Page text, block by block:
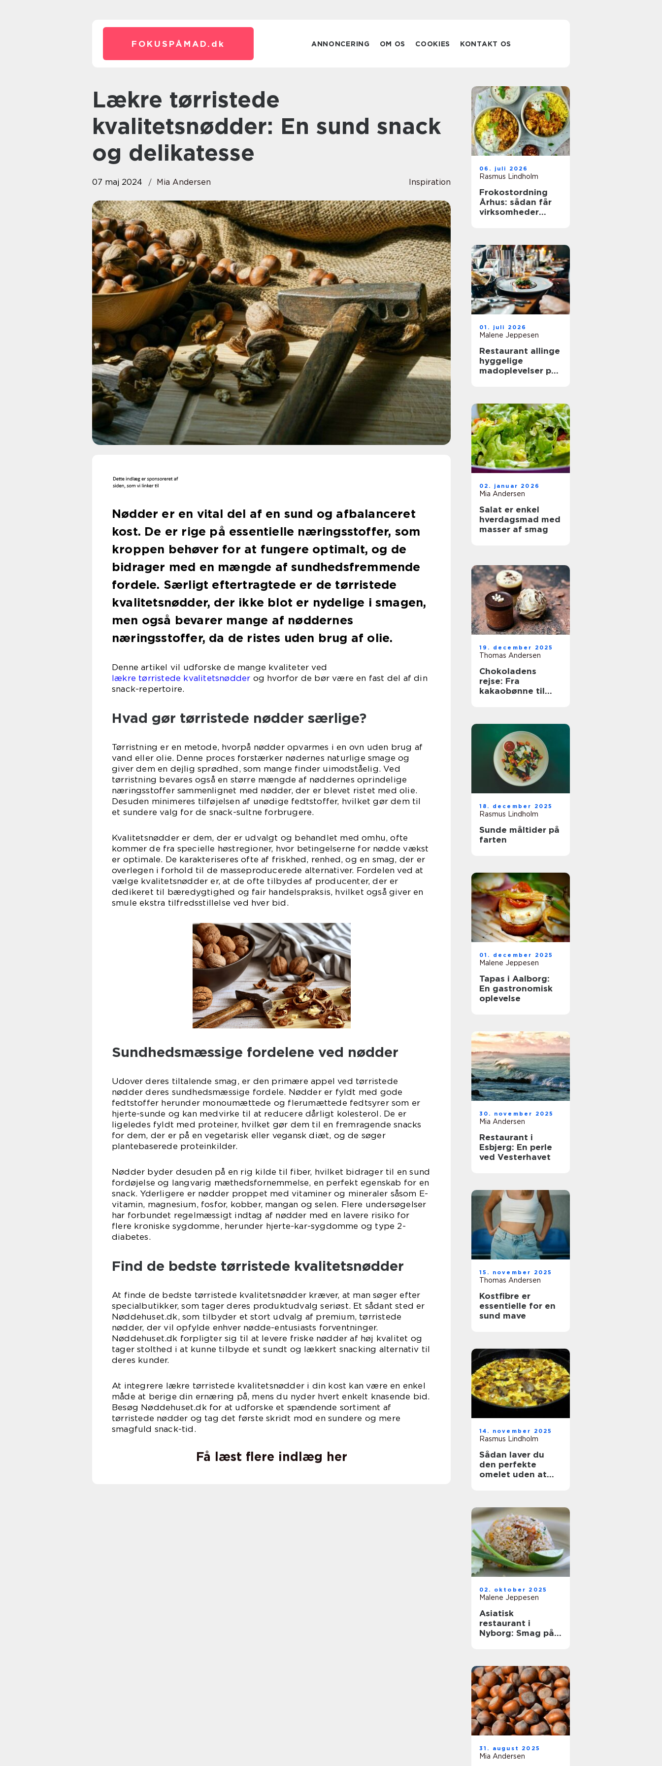
FOKUSPÅMAD. dk ANNONCERING OM OS COOKIES KONTAKT OS
Lækre tørristede
kvalitetsnødder: En sund snack
og delikatesse
07 maj 2024 Mia Andersen Inspiration
Nødder er en vital del af en sund og afbalanceret
kost. De er rige på essentielle næringsstoffer, som
kroppen behøver for at fungere optimalt, og de
bidrager med en mængde af sundhedsfremmende
fordele. Særligt eftertragtede er de tørristede
kvalitetsnødder, der ikke blot er nydelige i smagen,
men også bevarer mange af nøddernes
næringsstoffer, da de ristes uden brug af olie.
Denne artikel vil udforske de mange kvaliteter ved
lækre tørristede kvalitetsnødder og hvorfor de bør være en fast del af din
snack-repertoire.
Hvad gør tørristede nødder særlige?
Tørristning er en metode, hvorpå nødder opvarmes i en ovn uden brug af
vand eller olie. Denne proces forstærker nødernes naturlige smage og
giver dem en dejlig sprødhed, som mange finder uimodståelig. Ved
tørristning bevares også en større mængde af nøddernes oprindelige
næringsstoffer sammenlignet med nødder, der er blevet ristet med olie.
Desuden minimeres tilføjelsen af unødige fedtstoffer, hvilket gør dem til
et sundere valg for de snack-sultne forbrugere.
Kvalitetsnødder er dem, der er udvalgt og behandlet med omhu, ofte
kommer de fra specielle høstregioner, hvor betingelserne for nødde vækst
er optimale. De karakteriseres ofte af friskhed, renhed, og en smag, der er
overlegen i forhold til de masseproducerede alternativer. Fordelen ved at
vælge kvalitetsnødder er, at de ofte tilbydes af producenter, der er
dedikeret til bæredygtighed og fair handelspraksis, hvilket også giver en
smule ekstra tilfredsstillelse ved hver bid.
Sundhedsmæssige fordelene ved nødder
Udover deres tiltalende smag, er den primære appel ved tørristede
nødder deres sundhedsmæssige fordele. Nødder er fyldt med gode
fedtstoffer herunder monoumættede og flerumættede fedtsyrer som er
hjerte-sunde og kan medvirke til at reducere dårligt kolesterol. De er
ligeledes fyldt med proteiner, hvilket gør dem til en fremragende snacks
for dem, der er på en vegetarisk eller vegansk diæt, og de søger
plantebaserede proteinkilder.
Nødder byder desuden på en rig kilde til fiber, hvilket bidrager til en sund
fordøjelse og langvarig mæthedsfornemmelse, en perfekt egenskab for en
snack. Yderligere er nødder proppet med vitaminer og mineraler såsom E-
vitamin, magnesium, fosfor, kobber, mangan og selen. Flere undersøgelser
har forbundet regelmæssigt indtag af nødder med en lavere risiko for
flere kroniske sygdomme, herunder hjerte-kar-sygdomme og type 2-
diabetes.
Find de bedste tørristede kvalitetsnødder
At finde de bedste tørristede kvalitetsnødder kræver, at man søger efter
specialbutikker, som tager deres produktudvalg seriøst. Et sådant sted er
Nøddehuset.dk, som tilbyder et stort udvalg af premium, tørristede
nødder, der vil opfylde enhver nødde-entusiasts forventninger.
Nøddehuset.dk forpligter sig til at levere friske nødder af høj kvalitet og
tager stolthed i at kunne tilbyde et sundt og lækkert snacking alternativ til
deres kunder.
At integrere lækre tørristede kvalitetsnødder i din kost kan være en enkel
måde at berige din ernæring på, mens du nyder hvert enkelt knasende bid.
Besøg Nøddehuset.dk for at udforske et spændende sortiment af
tørristede nødder og tag det første skridt mod en sundere og mere
smagfuld snack-tid.
Få læst flere indlæg her
06. juli 2026
Rasmus Lindholm
Frokostordning
Århus: sådan får
virksomheder
01. juli 2026
Malene Jeppesen
Restaurant allinge
hyggelige
madoplevelser på
02. januar 2026
Mia Andersen
Salat er enkel
hverdagsmad med
masser af smag
19. december 2025
Thomas Andersen
Chokoladens
rejse: Fra
kakaobønne til
18. december 2025
Rasmus Lindholm
Sunde måltider på
farten
01. december 2025
Malene Jeppesen
Tapas i Aalborg:
En gastronomisk
oplevelse
30. november 2025
Mia Andersen
Restaurant i
Esbjerg: En perle
ved Vesterhavet
15. november 2025
Thomas Andersen
Kostfibre er
essentielle for en
sund mave
14. november 2025
Rasmus Lindholm
Sådan laver du
den perfekte
omelet uden at
02. oktober 2025
Malene Jeppesen
Asiatisk
restaurant i
Nyborg: Smag på
31. august 2025
Mia Andersen